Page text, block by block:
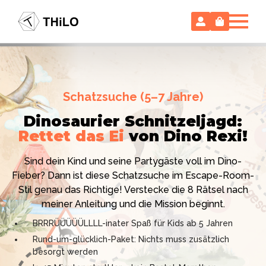
Hollywood-Action im
Kinderzimmer – ohne
Vorbereitungsstress!
Ich bin THiLO, "Dein SPIEGEL"-Bestseller-Autor und
TV-Profi (ZDF "1, 2 oder 3"). Entdecke jetzt meine
Schatzsuchen und Escape Rooms zum Sofort-
Download. Und natürlich meine Ebooks.
Schatzsuche (5–7 Jahre)
Dinosaurier Schnitzeljagd:
Rettet das Ei von Dino Rexi!
Sind dein Kind und seine Partygäste voll im Dino-
Fieber? Dann ist diese Schatzsuche im Escape-Room-
Stil genau das Richtige! Verstecke die 8 Rätsel nach
meiner Anleitung und die Mission beginnt.
BRRRÜÜÜÜÜLLLL-inater Spaß für Kids ab 5 Jahren
Rund-um-glücklich-Paket: Nichts muss zusätzlich
besorgt werden
Escape Room (ab 8 oder 12 Jahre)
Locked-up Agents: Im Labor
des Virologen
Das gab es noch nie: Verwandele dein Zuhause in ein
High-Tech Labor! Unser 24-seitiges PDF enthält alles:
Mission, Agentenausweise, Rätsel und Requisiten.
Knackt den Fall in 90 Minuten!
Kniffliger Rätselspaß für 2 bis 6 Spieler (8 - 11 oder 12–
99 Jahre)
Professionelles PDF: Agentenausweise & Schilder
inklusive